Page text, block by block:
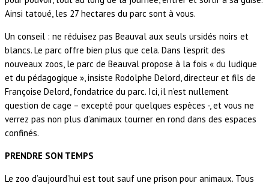
Ainsi tatoué, les 27 hectares du parc sont à vous.
Un conseil : ne réduisez pas Beauval aux seuls ursidés noirs et
blancs. Le parc offre bien plus que cela. Dans l’esprit des
nouveaux zoos, le parc de Beauval propose à la fois « du ludique
et du pédagogique », insiste Rodolphe Delord, directeur et fils de
Françoise Delord, fondatrice du parc. Ici, il n’est nullement
question de cage – excepté pour quelques espèces -, et vous ne
verrez pas non plus d’animaux tourner en rond dans des espaces
confinés.
PRENDRE SON TEMPS
Le zoo d’aujourd’hui est tout sauf une prison pour animaux. Tous